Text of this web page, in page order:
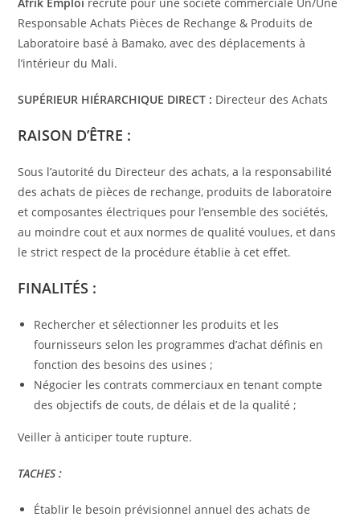
Responsable Achats Pièces de Rechange & Produits de
Laboratoire basé à Bamako, avec des déplacements à
l’intérieur du Mali.
SUPÉRIEUR HIÉRARCHIQUE DIRECT : Directeur des Achats
RAISON D’ÊTRE :
Sous l’autorité du Directeur des achats, a la responsabilité
des achats de pièces de rechange, produits de laboratoire
et composantes électriques pour l’ensemble des sociétés,
au moindre cout et aux normes de qualité voulues, et dans
le strict respect de la procédure établie à cet effet.
FINALITÉS :
Rechercher et sélectionner les produits et les
fournisseurs selon les programmes d’achat définis en
fonction des besoins des usines ;
Négocier les contrats commerciaux en tenant compte
des objectifs de couts, de délais et de la qualité ;
Veiller à anticiper toute rupture.
TACHES :
Établir le besoin prévisionnel annuel des achats de